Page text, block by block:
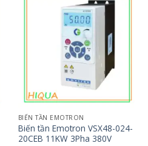
BIẾN TẦN EMOTRON
Biến tần Emotron VSX48-024-
20CEB 11KW 3Pha 380V